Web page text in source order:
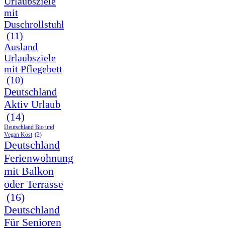
mit
Duschrollstuhl
(11)
Ausland
Urlaubsziele
mit Pflegebett
(10)
Deutschland
Aktiv Urlaub
(14)
Deutschland Bio und
Vegan Kost (2)
Deutschland
Ferienwohnung
mit Balkon
oder Terrasse
(16)
Deutschland
Für Senioren